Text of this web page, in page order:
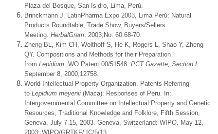
Plaza del Bosque, San Isidro, Lima, Perú.
Brinckmann J. LatinPharma Expo 2003, Lima Perú: Natural
Products Roundtable, Trade Show, Buyers/Sellers
Meeting. HerbalGram . 2003;No. 60:68-70.
Zheng BL, Kim CH, Wolthoff S, He K, Rogers L, Shao Y, Zheng
QY. Compositions and Methods for their Preparation
from Lepidium . WO Patent 00/51548. PCT Gazette, Section I
September 8, 2000;12758.
World Intellectual Property Organization. Patents Referring
to Lepidium meyenii (Maca): Responses of Peru. In:
Intergovernmental Committee on Intellectual Property and Genetic
Resources, Traditional Knowledge and Folklore, Fifth Session,
Geneva, July 7-15, 2003. Geneva, Switzerland: WIPO. May 12,
2003; WIPO/GRTKF/ IC/5/13.